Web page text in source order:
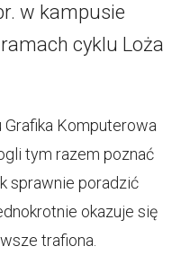
w kampusie
cyklu Loża
Grafika Komputerowa
tym razem poznać
sprawnie poradzić
okazuje się
trafiona.